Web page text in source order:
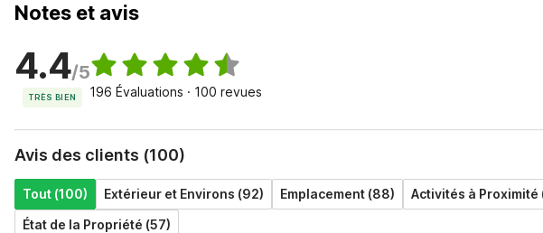
Notes et avis
4.4/5
TRÈS BIEN 196 Évaluations · 100 revues
Avis des clients (100)
Tout (100) Extérieur et Environs (92) Emplacement (88) Activités à Proximité
État de la Propriété (57)